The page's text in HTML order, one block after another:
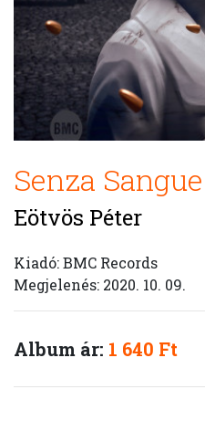
Senza Sangue
Eötvös Péter
Kiadó: BMC Records
Megjelenés: 2020. 10. 09.
Album ár: 1 640 Ft